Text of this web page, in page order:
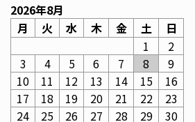
2026年8月
月
火 水 木 金 土
日
1
2
3
4 5 6 7 8
9
10
11 12 13 14 15
16
17
18 19 20 21 22
23
24
25 26 27 28 29 30